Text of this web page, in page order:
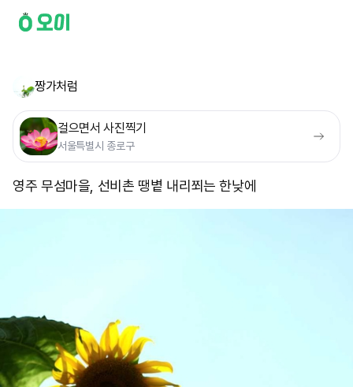
짱가처럼
걸으면서 사진찍기
서울특별시 종로구
영주 무섬마을, 선비촌 땡볕 내리쬐는 한낮에